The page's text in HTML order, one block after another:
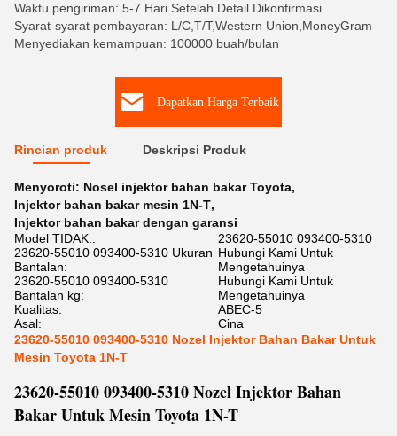
Waktu pengiriman: 5-7 Hari Setelah Detail Dikonfirmasi
Syarat-syarat pembayaran: L/C,T/T,Western Union,MoneyGram
Menyediakan kemampuan: 100000 buah/bulan
Dapatkan Harga Terbaik
Rincian produk Deskripsi Produk
Menyoroti: Nosel injektor bahan bakar Toyota,
Injektor bahan bakar mesin 1N-T,
Injektor bahan bakar dengan garansi
Model TIDAK.:
23620-55010 093400-5310
23620-55010 093400-5310 Ukuran
Bantalan:
Hubungi Kami Untuk
Mengetahuinya
23620-55010 093400-5310
Bantalan kg:
Hubungi Kami Untuk
Mengetahuinya
Kualitas:
ABEC-5
Asal:
Cina
23620-55010 093400-5310 Nozel Injektor Bahan Bakar Untuk
Mesin Toyota 1N-T
23620-55010 093400-5310 Nozel Injektor Bahan
Bakar Untuk Mesin Toyota 1N-T